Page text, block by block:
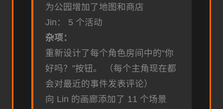
为公园增加了地图和商店
Jin： 5 个活动
杂项：
重新设计了每个角色房间中的“你
好吗？”按钮。 （每个主角现在都
会对最近的事件发表评论）
向 Lin 的画廊添加了 11 个场景